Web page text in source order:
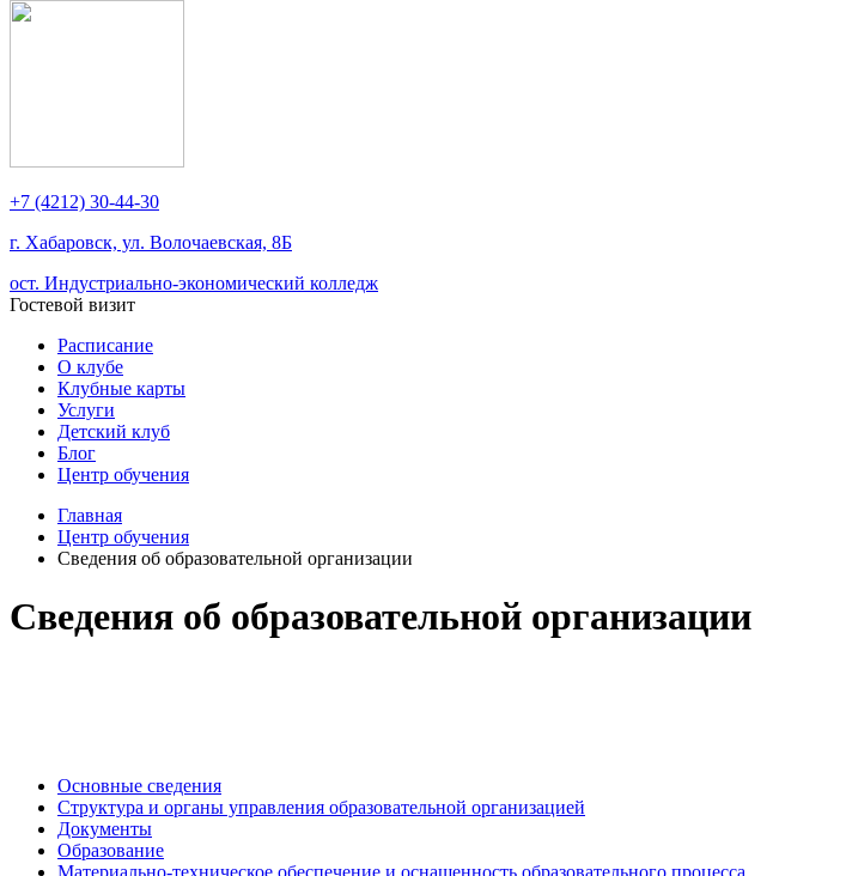
+7 (4212) 30-44-30
г. Хабаровск, ул. Волочаевская, 8Б
ост. Индустриально-экономический колледж
Гостевой визит
Расписание
О клубе
Клубные карты
Услуги
Детский клуб
Блог
Центр обучения
Главная
Центр обучения
Сведения об образовательной организации
Сведения об образовательной организации
Основные сведения
Структура и органы управления образовательной организацией
Документы
Образование